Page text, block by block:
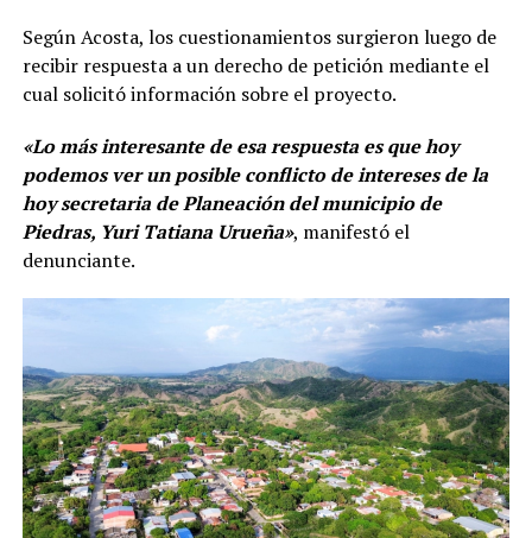
Según Acosta, los cuestionamientos surgieron luego de
recibir respuesta a un derecho de petición mediante el
cual solicitó información sobre el proyecto.
«Lo más interesante de esa respuesta es que hoy
podemos ver un posible conflicto de intereses de la
hoy secretaria de Planeación del municipio de
Piedras, Yuri Tatiana Urueña», manifestó el
denunciante.